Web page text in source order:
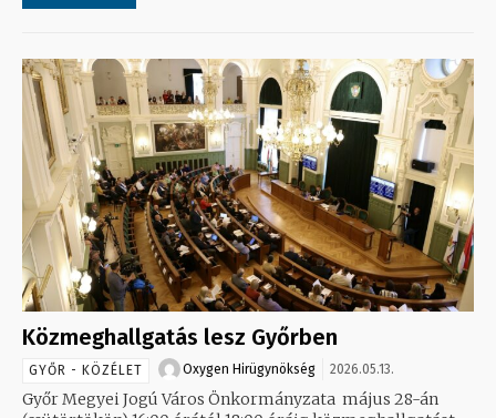
Közmeghallgatás lesz Győrben
GYŐR - KÖZÉLET Oxygen Hirügynökség 2026.05.13.
Győr Megyei Jogú Város Önkormányzata május 28-án